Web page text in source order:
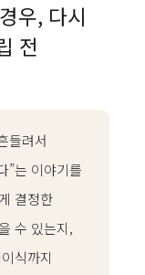
우, 다시
전
들려서
”는 이야기를
결정한
수 있는지,
식까지